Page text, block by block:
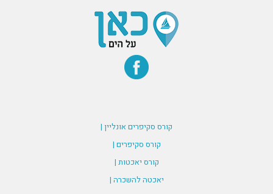
קורס סקיפרים אונליין |
קורס סקיפרים |
קורס יאכטות |
יאכטה להשכרה |